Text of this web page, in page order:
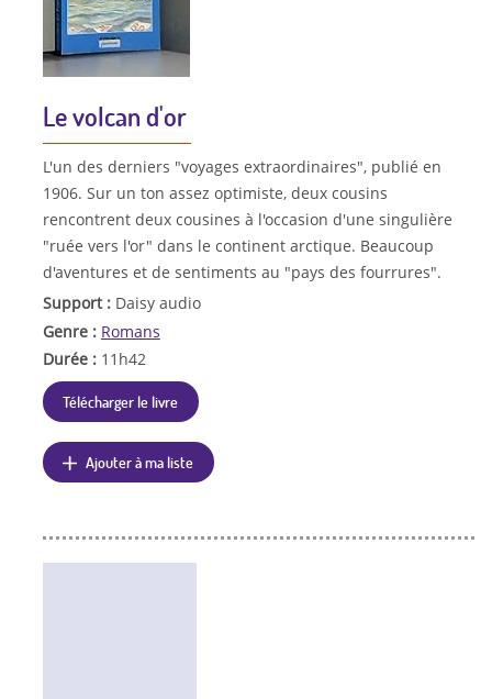
Le volcan d'or
L'un des derniers "voyages extraordinaires", publié en
1906. Sur un ton assez optimiste, deux cousins
rencontrent deux cousines à l'occasion d'une singulière
"ruée vers l'or" dans le continent arctique. Beaucoup
d'aventures et de sentiments au "pays des fourrures".
Support : Daisy audio
Genre : Romans
Durée : 11h42
Télécharger le livre
Ajouter à ma liste